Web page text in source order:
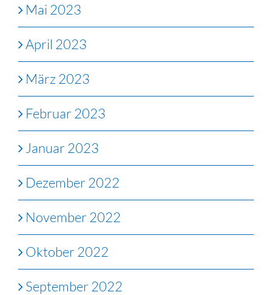
Mai 2023
April 2023
März 2023
Februar 2023
Januar 2023
Dezember 2022
November 2022
Oktober 2022
September 2022